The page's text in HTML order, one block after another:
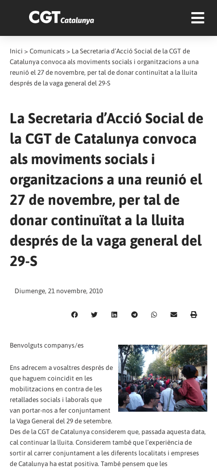
Inici > Comunicats > La Secretaria d’Acció Social de la CGT de
Catalunya convoca als moviments socials i organitzacions a una
reunió el 27 de novembre, per tal de donar continuïtat a la lluita
després de la vaga general del 29-S
La Secretaria d’Acció Social de
la CGT de Catalunya convoca
als moviments socials i
organitzacions a una reunió el
27 de novembre, per tal de
donar continuïtat a la lluita
després de la vaga general del
29-S
Diumenge, 21 novembre, 2010
Benvolguts companys/es
Ens adrecem a vosaltres després de
que haguem coincidit en les
mobilitzacions en contra de les
retallades socials i laborals que
van portar-nos a fer conjuntament
la Vaga General del 29 de setembre.
Des de la CGT de Catalunya considerem que, passada aquesta data,
cal continuar la lluita. Considerem també que l’experiència de
sortir al carrer conjuntament a les diferents localitats i empreses
de Catalunya ha estat positiva. També pensem que les